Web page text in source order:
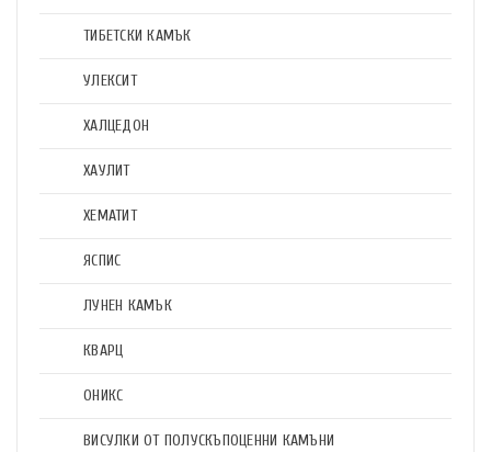
ТИБЕТСКИ КАМЪК
УЛЕКСИТ
ХАЛЦЕДОН
ХАУЛИТ
ХЕМАТИТ
ЯСПИС
ЛУНЕН КАМЪК
КВАРЦ
ОНИКС
ВИСУЛКИ ОТ ПОЛУСКЪПОЦЕННИ КАМЪНИ